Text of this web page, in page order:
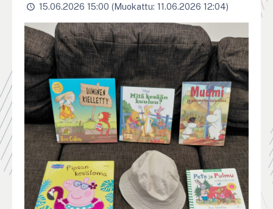
15.06.2026 15:00 (Muokattu: 11.06.2026 12:04)